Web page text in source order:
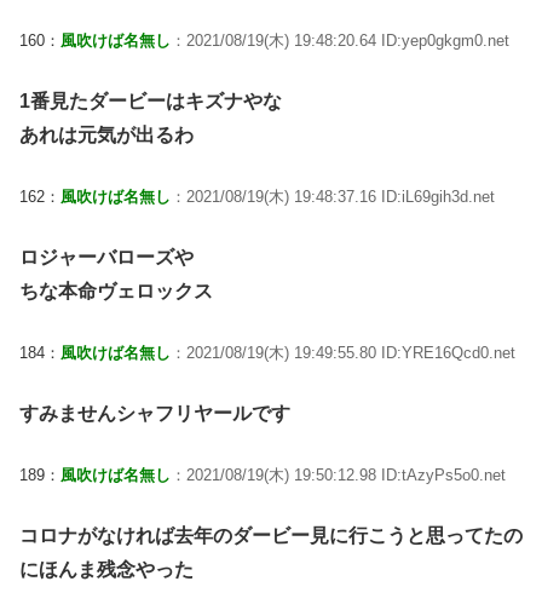
160： 風吹けば名無し ：2021/08/19(木) 19:48:20.64 ID:yep0gkgm0.net
1番見たダービーはキズナやな
あれは元気が出るわ
162： 風吹けば名無し ：2021/08/19(木) 19:48:37.16 ID:iL69gih3d.net
ロジャーバローズや
ちな本命ヴェロックス
184： 風吹けば名無し ：2021/08/19(木) 19:49:55.80 ID:YRE16Qcd0.net
すみませんシャフリヤールです
189： 風吹けば名無し ：2021/08/19(木) 19:50:12.98 ID:tAzyPs5o0.net
コロナがなければ去年のダービー見に行こうと思ってたの
にほんま残念やった